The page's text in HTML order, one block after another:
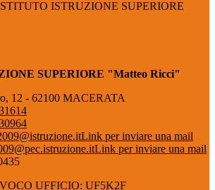
ISTRUZIONE SUPERIORE
SUPERIORE "Matteo Ricci"
12 - 62100 MACERATA
Link per inviare una mail
Link per inviare una mail
UFFICIO: UF5K2F